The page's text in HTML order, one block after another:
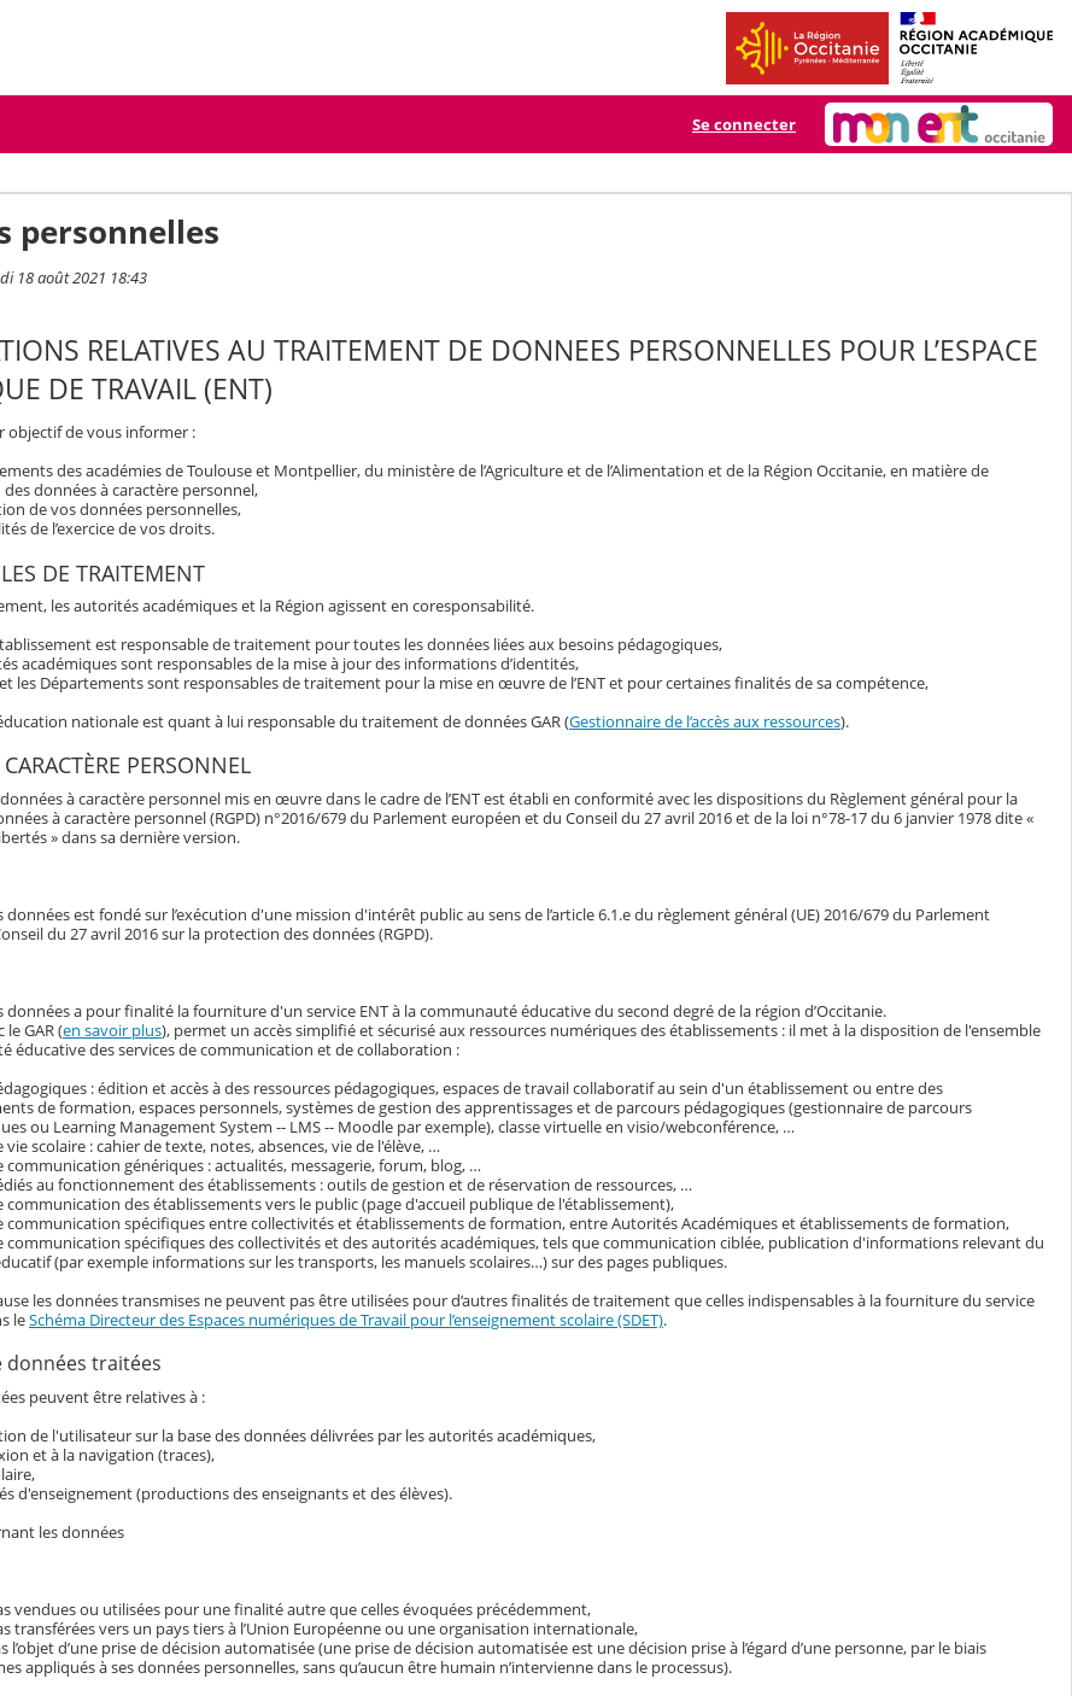
Se connecter
personnelles
18 août 2021 18:43
RELATIVES AU TRAITEMENT DE DONNEES PERSONNELLES POUR L’ESPACE
DE TRAVAIL (ENT)
objectif de vous informer :
des académies de Toulouse et Montpellier, du ministère de l’Agriculture et de l’Alimentation et de la Région Occitanie, en matière de
données à caractère personnel,
de vos données personnelles,
de l’exercice de vos droits.
DE TRAITEMENT
les autorités académiques et la Région agissent en coresponsabilité.
est responsable de traitement pour toutes les données liées aux besoins pédagogiques,
académiques sont responsables de la mise à jour des informations d’identités,
les Départements sont responsables de traitement pour la mise en œuvre de l’ENT et pour certaines finalités de sa compétence,
nationale est quant à lui responsable du traitement de données GAR (Gestionnaire de l’accès aux ressources).
PERSONNEL
à caractère personnel mis en œuvre dans le cadre de l’ENT est établi en conformité avec les dispositions du Règlement général pour la
à caractère personnel (RGPD) n°2016/679 du Parlement européen et du Conseil du 27 avril 2016 et de la loi n°78-17 du 6 janvier 1978 dite «
» dans sa dernière version.
est fondé sur l’exécution d'une mission d'intérêt public au sens de l’article 6.1.e du règlement général (UE) 2016/679 du Parlement
du 27 avril 2016 sur la protection des données (RGPD).
a pour finalité la fourniture d'un service ENT à la communauté éducative du second degré de la région d’Occitanie.
le GAR (en savoir plus), permet un accès simplifié et sécurisé aux ressources numériques des établissements : il met à la disposition de l'ensemble
éducative des services de communication et de collaboration :
: édition et accès à des ressources pédagogiques, espaces de travail collaboratif au sein d'un établissement ou entre des
de formation, espaces personnels, systèmes de gestion des apprentissages et de parcours pédagogiques (gestionnaire de parcours
ou Learning Management System -- LMS -- Moodle par exemple), classe virtuelle en visio/webconférence, …
vie scolaire : cahier de texte, notes, absences, vie de l'élève, …
communication génériques : actualités, messagerie, forum, blog, …
au fonctionnement des établissements : outils de gestion et de réservation de ressources, …
communication des établissements vers le public (page d'accueil publique de l'établissement),
communication spécifiques entre collectivités et établissements de formation, entre Autorités Académiques et établissements de formation,
communication spécifiques des collectivités et des autorités académiques, tels que communication ciblée, publication d'informations relevant du
(par exemple informations sur les transports, les manuels scolaires…) sur des pages publiques.
les données transmises ne peuvent pas être utilisées pour d’autres finalités de traitement que celles indispensables à la fourniture du service
leSchéma Directeur des Espaces numériques de Travail pour l’enseignement scolaire (SDET).
données traitées
peuvent être relatives à :
de l'utilisateur sur la base des données délivrées par les autorités académiques,
et à la navigation (traces),
d'enseignement (productions des enseignants et des élèves).
les données
vendues ou utilisées pour une finalité autre que celles évoquées précédemment,
transférées vers un pays tiers à l’Union Européenne ou une organisation internationale,
l’objet d’une prise de décision automatisée (une prise de décision automatisée est une décision prise à l’égard d’une personne, par le biais
appliqués à ses données personnelles, sans qu’aucun être humain n’intervienne dans le processus).